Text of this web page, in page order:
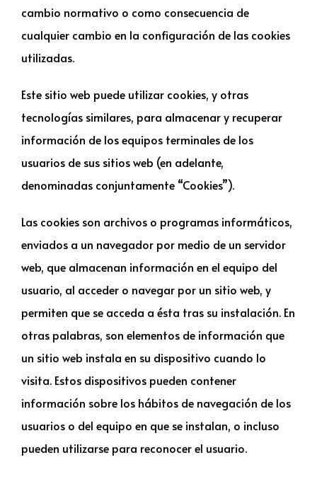
cambio normativo o como consecuencia de
cualquier cambio en la configuración de las cookies
utilizadas.
Este sitio web puede utilizar cookies, y otras
tecnologías similares, para almacenar y recuperar
información de los equipos terminales de los
usuarios de sus sitios web (en adelante,
denominadas conjuntamente “Cookies”).
Las cookies son archivos o programas informáticos,
enviados a un navegador por medio de un servidor
web, que almacenan información en el equipo del
usuario, al acceder o navegar por un sitio web, y
permiten que se acceda a ésta tras su instalación. En
otras palabras, son elementos de información que
un sitio web instala en su dispositivo cuando lo
visita. Estos dispositivos pueden contener
información sobre los hábitos de navegación de los
usuarios o del equipo en que se instalan, o incluso
pueden utilizarse para reconocer el usuario.